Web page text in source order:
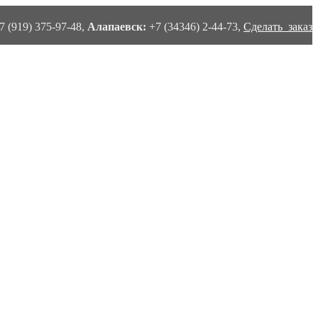
(919) 375-97-48, Алапаевск: +7 (34346) 2-44-73, Сделать заказ